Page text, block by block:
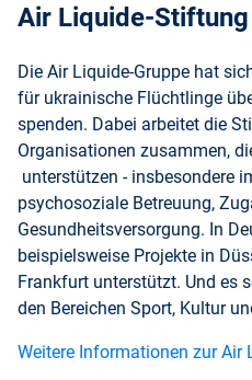
Air Liquide-
Die Air Liquide-Gruppe hat
für ukrainische Flüchtlinge
spenden. Dabei arbeitet die
Organisationen zusammen,
unterstützen - insbesondere
psychosoziale Betreuung,
Gesundheitsversorgung. In
beispielsweise Projekte in
Frankfurt unterstützt. Und es
den Bereichen Sport, Kultur
Weitere Informationen zur Air